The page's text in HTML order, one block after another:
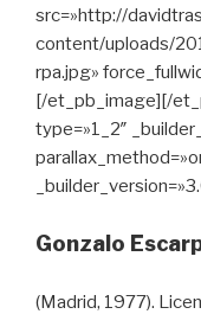
src=»http://
content/uploads/
rpa.jpg»
[/et_pb_image][/
type=»1_2″
Gonzalo
(Madrid, 1977).